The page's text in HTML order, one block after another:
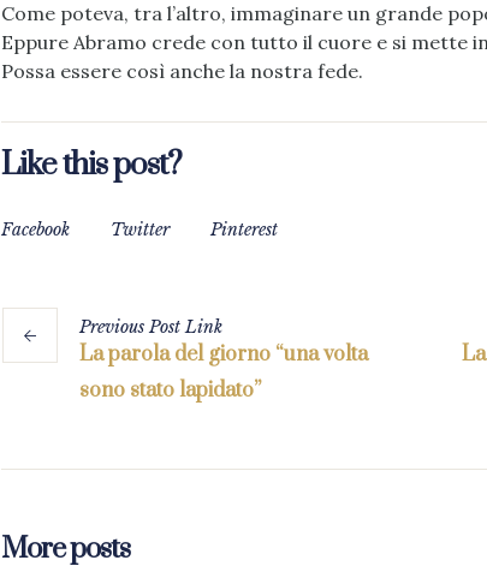
Come poteva, tra l’altro, immaginare un grande
Eppure Abramo crede con tutto il cuore e si mette
Possa essere così anche la nostra fede.
Like this post?
Facebook Twitter Pinterest
PreviousPostLink
La parola del giorno “una volta
sono stato lapidato”
More posts